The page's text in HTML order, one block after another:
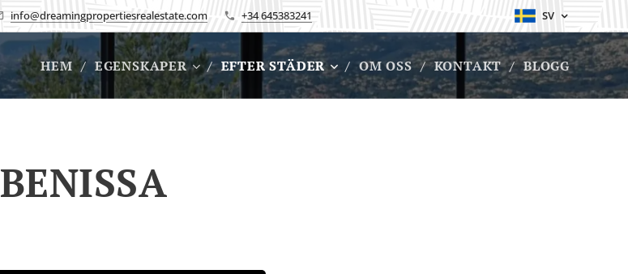
info@dreamingpropertiesrealestate.com +34 645383241 SV
HEM EGENSKAPER EFTER STÄDER OM OSS KONTAKT BLOGG
BENISSA